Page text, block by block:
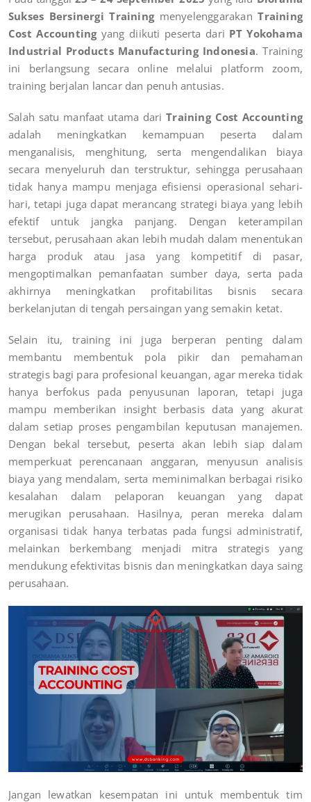
Sukses Bersinergi TrainingmenyelenggarakanTraining
Cost Accountingyang diikuti peserta dari PT Yokohama
Industrial Products Manufacturing Indonesia. Training
ini berlangsung secara online melalui platform zoom,
training berjalan lancar dan penuh antusias.
Salah satu manfaat utama dariTraining Cost Accounting
adalah meningkatkan kemampuan peserta dalam
menganalisis, menghitung, serta mengendalikan biaya
secara menyeluruh dan terstruktur, sehingga perusahaan
tidak hanya mampu menjaga efisiensi operasional sehari-
hari, tetapi juga dapat merancang strategi biaya yang lebih
efektif untuk jangka panjang. Dengan keterampilan
tersebut, perusahaan akan lebih mudah dalam menentukan
harga produk atau jasa yang kompetitif di pasar,
mengoptimalkan pemanfaatan sumber daya, serta pada
akhirnya meningkatkan profitabilitas bisnis secara
berkelanjutan di tengah persaingan yang semakin ketat.
Selain itu, training ini juga berperan penting dalam
membantu membentuk pola pikir dan pemahaman
strategis bagi para profesional keuangan, agar mereka tidak
hanya berfokus pada penyusunan laporan, tetapi juga
mampu memberikan insight berbasis data yang akurat
dalam setiap proses pengambilan keputusan manajemen.
Dengan bekal tersebut, peserta akan lebih siap dalam
memperkuat perencanaan anggaran, menyusun analisis
biaya yang mendalam, serta meminimalkan berbagai risiko
kesalahan dalam pelaporan keuangan yang dapat
merugikan perusahaan. Hasilnya, peran mereka dalam
organisasi tidak hanya terbatas pada fungsi administratif,
melainkan berkembang menjadi mitra strategis yang
mendukung efektivitas bisnis dan meningkatkan daya saing
perusahaan.
Jangan lewatkan kesempatan ini untuk membentuk tim